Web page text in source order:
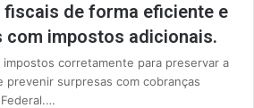
de forma eficiente e
com impostos adicionais.
impostos corretamente para preservar a
prevenir surpresas com cobranças